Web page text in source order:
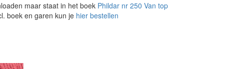
maar staat in het boek Phildar nr 250 Van top
boek en garen kun je hier bestellen